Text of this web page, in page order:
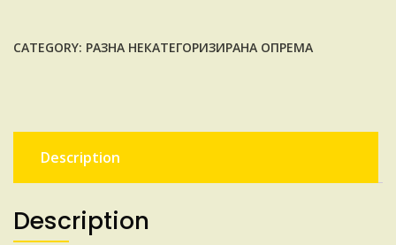
quantity
CATEGORY: РАЗНА НЕКАТЕГОРИЗИРАНА ОПРЕМА
Description
Description